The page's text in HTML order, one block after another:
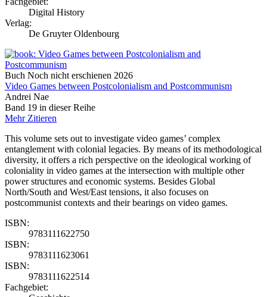
Digital History
Verlag:
De Gruyter Oldenbourg
Buch Noch nicht erschienen 2026
Video Games between Postcolonialism and Postcommunism
Andrei Nae
Band 19 in dieser Reihe
Mehr Zitieren
This volume sets out to investigate video games’ complex
entanglement with colonial legacies. By means of its methodological
diversity, it offers a rich perspective on the ideological working of
coloniality in video games at the intersection with multiple other
power structures and economic systems. Besides Global
North/South and West/East tensions, it also focuses on
postcommunist contexts and their bearings on video games.
ISBN:
9783111622750
ISBN:
9783111623061
ISBN:
9783111622514
Fachgebiet: